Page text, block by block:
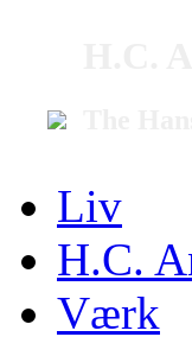
Liv
H.C.
Værk